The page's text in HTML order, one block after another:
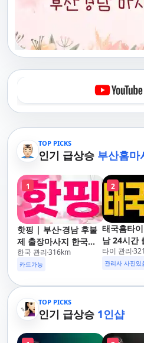
TOP PICKS
인기 급상승 부산홈마
1
핫핑 | 부산·경남 후불
제 출장마사지 한국인
관리사
한국 관리 316km
카드가능
2
태국홈타
남 24시간
후불제/해
안리,남포
산,구서,연
단,다대포,
동,마린시
정관,일광,
타이 관리 321
관리사 사진있
TOP PICKS
인기 급상승 1인샵